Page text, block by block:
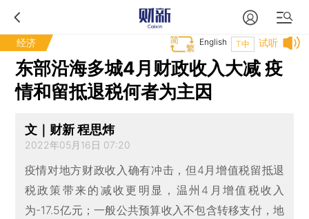
经济 试听
T中
English
东部沿海多城4月财政收入大减 疫
情和留抵退税何者为主因
文｜财新 程思炜
2022年05月16日 07:20
疫情对地方财政收入确有冲击，但4月增值税留抵退
税政策带来的减收更明显，温州4月增值税收入
为-17.5亿元；一般公共预算收入不包含转移支付，地